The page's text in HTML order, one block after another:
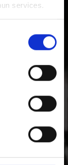
services.
gezinnen die
zoeken.